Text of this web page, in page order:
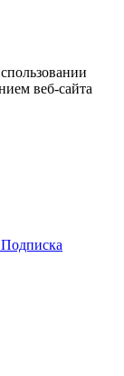
веб-сайта
Подписка